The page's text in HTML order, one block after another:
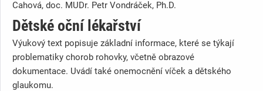
Cahová, doc. MUDr. Petr Vondráček, Ph.D.
Dětské oční lékařství
Výukový text popisuje základní informace, které se týkají
problematiky chorob rohovky, včetně obrazové
dokumentace. Uvádí také onemocnění víček a dětského
glaukomu.